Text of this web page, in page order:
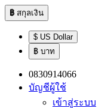
฿ สกุลเงิน
$ US Dollar
฿ บาท
0830914066
บัญชีผู้ใช้
เข้าสู่ระบบ